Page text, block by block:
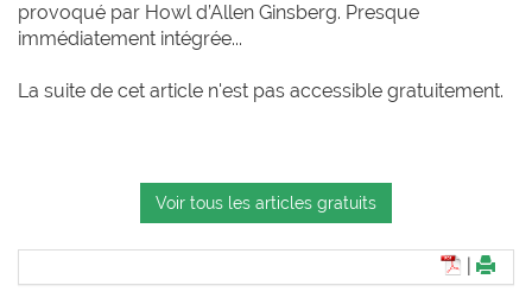
provoqué par Howl d’Allen Ginsberg. Presque
immédiatement intégrée...
La suite de cet article n'est pas accessible gratuitement.
Voir tous les articles gratuits